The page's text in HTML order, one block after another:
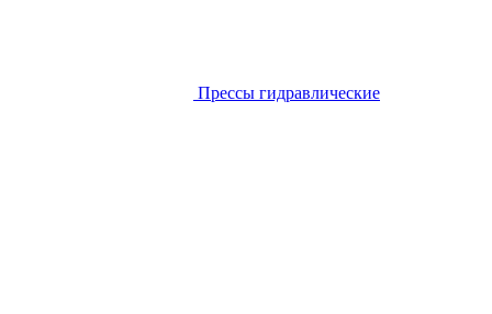
Прессы гидравлические